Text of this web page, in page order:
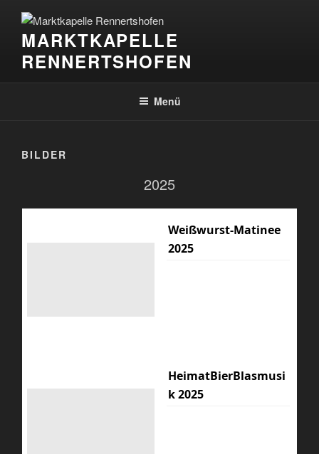
Inhalt
springenMARKTKAPELLE
RENNERTSHOFEN
Menü
BILDER
2025
Weißwurst-Matinee
2025
HeimatBierBlasmusi
k 2025